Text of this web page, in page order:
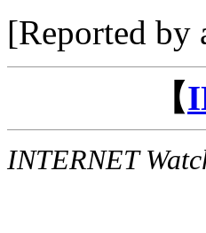
[Reported by
【
INTERNET